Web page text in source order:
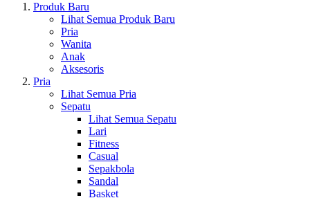
Produk Baru
Lihat Semua Produk Baru
Pria
Wanita
Anak
Aksesoris
Pria
Lihat Semua Pria
Sepatu
Lihat Semua Sepatu
Lari
Fitness
Casual
Sepakbola
Sandal
Basket